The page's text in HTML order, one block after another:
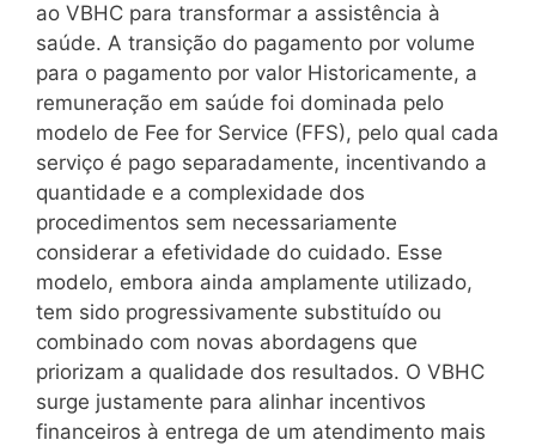
ao VBHC para transformar a assistência à
saúde. A transição do pagamento por volume
para o pagamento por valor Historicamente, a
remuneração em saúde foi dominada pelo
modelo de Fee for Service (FFS), pelo qual cada
serviço é pago separadamente, incentivando a
quantidade e a complexidade dos
procedimentos sem necessariamente
considerar a efetividade do cuidado. Esse
modelo, embora ainda amplamente utilizado,
tem sido progressivamente substituído ou
combinado com novas abordagens que
priorizam a qualidade dos resultados. O VBHC
surge justamente para alinhar incentivos
financeiros à entrega de um atendimento mais